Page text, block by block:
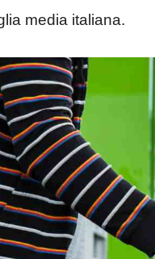
media italiana.